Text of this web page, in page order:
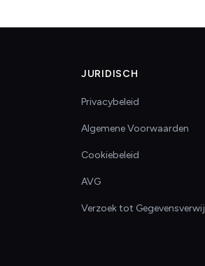
JURIDISCH
Privacybeleid
Algemene Voorwaarden
Cookiebeleid
AVG
Verzoek tot